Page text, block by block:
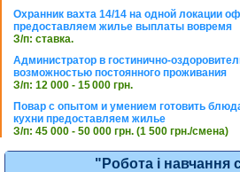
Охранник вахта 14/14 на одной локации
предоставляем жилье выплаты вовремя
З/п: ставка.
Администратор в гостинично-
возможностью постоянного проживания
З/п: 12 000 - 15 000 грн.
Повар с опытом и умением готовить
кухни предоставляем жилье
З/п: 45 000 - 50 000 грн. (1 500 грн./смена)
"Робота і навчання